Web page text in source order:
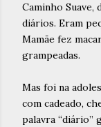
Caminho Suave,
diários. Eram
Mamãe fez
grampeadas.
Mas foi na
com cadeado,
palavra “diário”